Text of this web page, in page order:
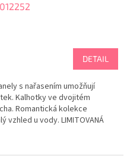
DETAIL
s nařasením umožňují
Kalhotky ve dvojitém
Romantická kolekce
vzhled u vody. LIMITOVANÁ